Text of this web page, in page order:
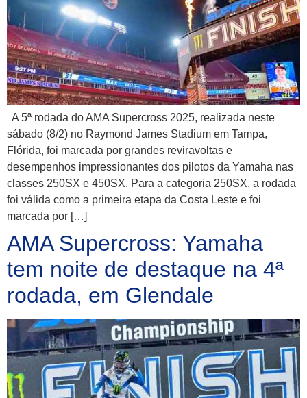
A 5ª rodada do AMA Supercross 2025, realizada neste
sábado (8/2) no Raymond James Stadium em Tampa,
Flórida, foi marcada por grandes reviravoltas e
desempenhos impressionantes dos pilotos da Yamaha nas
classes 250SX e 450SX. Para a categoria 250SX, a rodada
foi válida como a primeira etapa da Costa Leste e foi
marcada por […]
AMA Supercross: Yamaha
tem noite de destaque na 4ª
rodada, em Glendale